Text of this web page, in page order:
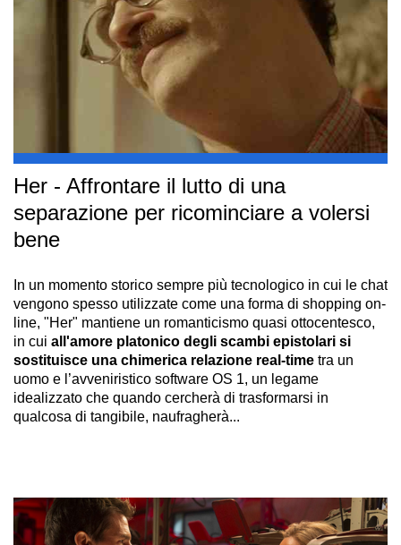
Her - Affrontare il lutto di una
separazione per ricominciare a volersi
bene
In un momento storico sempre più tecnologico in cui le chat
vengono spesso utilizzate come una forma di shopping on-
line, "Her" mantiene un romanticismo quasi ottocentesco,
in cui all'amore platonico degli scambi epistolari si
sostituisce una chimerica relazione real-time tra un
uomo e l’avveniristico software OS 1, un legame
idealizzato che quando cercherà di trasformarsi in
qualcosa di tangibile, naufragherà...